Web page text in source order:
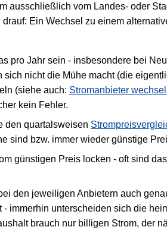
ausschließlich vom Landes- oder
Ein Wechsel zu einem
pro Jahr sein - insbesondere bei
sich nicht die Mühe macht (die
(siehe auch: Stromanbieter
kein Fehler.
den quartalsweisen
sind bzw. immer wieder günstige
günstigen Preis locken - oft sind
den jeweiligen Anbietern auch
immerhin unterscheiden sich die
brauch nur billigen Strom, der